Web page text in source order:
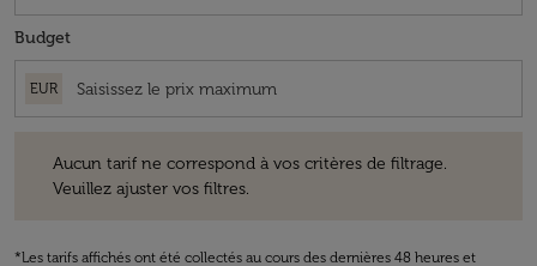
Budget
EUR
Aucun tarif ne correspond à vos critères de filtrage.
Veuillez ajuster vos filtres.
*Les tarifs affichés ont été collectés au cours des dernières 48 heures et